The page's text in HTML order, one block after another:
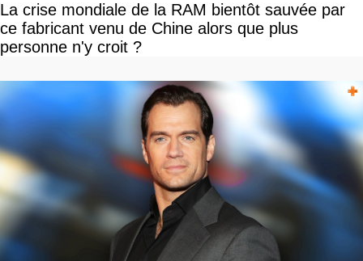
La crise mondiale de la RAM bientôt sauvée par
ce fabricant venu de Chine alors que plus
personne n'y croit ?